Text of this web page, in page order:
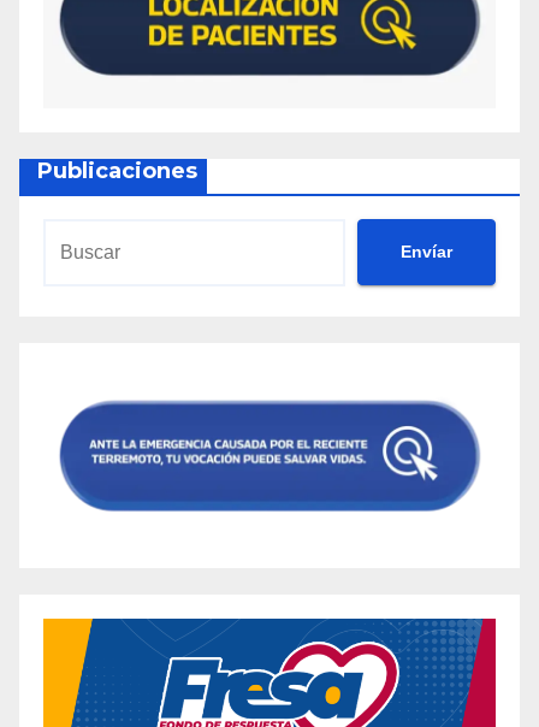
Publicaciones
Envíar